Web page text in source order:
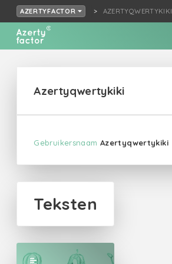
AZERTYFACTOR AZERTYQWERTYKIKI
Azertyqwertykiki
Gebruikersnaam Azertyqwertykiki
Teksten